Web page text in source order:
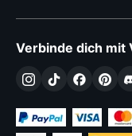
Verbinde dich mit